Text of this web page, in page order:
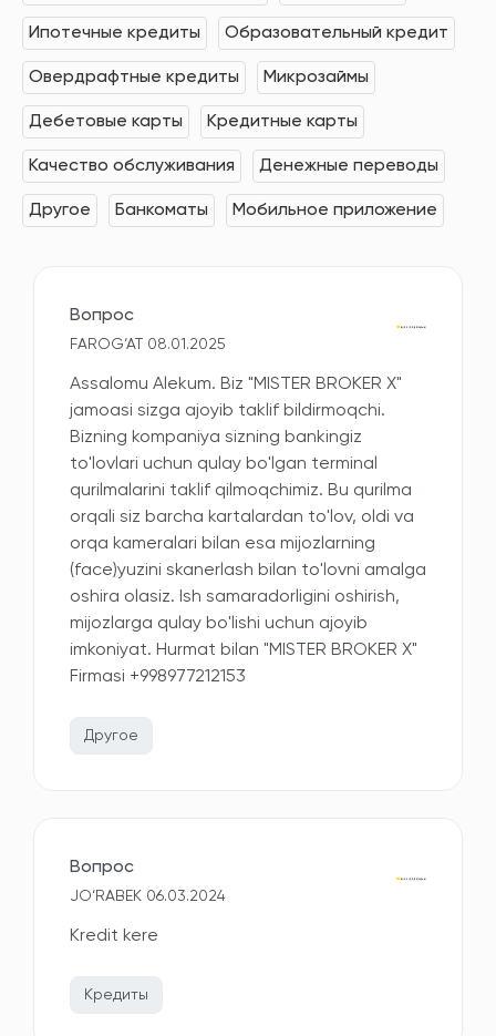
Ипотечные кредиты Образовательный кредит
Овердрафтные кредиты Микрозаймы
Дебетовые карты Кредитные карты
Качество обслуживания Денежные переводы
Другое Банкоматы Мобильное приложение
Вопрос
FAROG‘AT 08.01.2025
Assalomu Alekum. Biz "MISTER BROKER X"
jamoasi sizga ajoyib taklif bildirmoqchi.
Bizning kompaniya sizning bankingiz
to'lovlari uchun qulay bo'lgan terminal
qurilmalarini taklif qilmoqchimiz. Bu qurilma
orqali siz barcha kartalardan to'lov, oldi va
orqa kameralari bilan esa mijozlarning
(face)yuzini skanerlash bilan to'lovni amalga
oshira olasiz. Ish samaradorligini oshirish,
mijozlarga qulay bo'lishi uchun ajoyib
imkoniyat. Hurmat bilan "MISTER BROKER X"
Firmasi +998977212153
Другое
Вопрос
JO‘RABEK 06.03.2024
Kredit kere
Кредиты